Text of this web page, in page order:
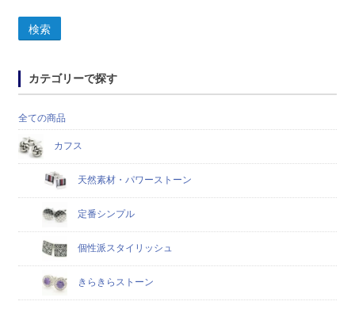
検索
カテゴリーで探す
全ての商品
カフス
天然素材・パワーストーン
定番シンプル
個性派スタイリッシュ
きらきらストーン